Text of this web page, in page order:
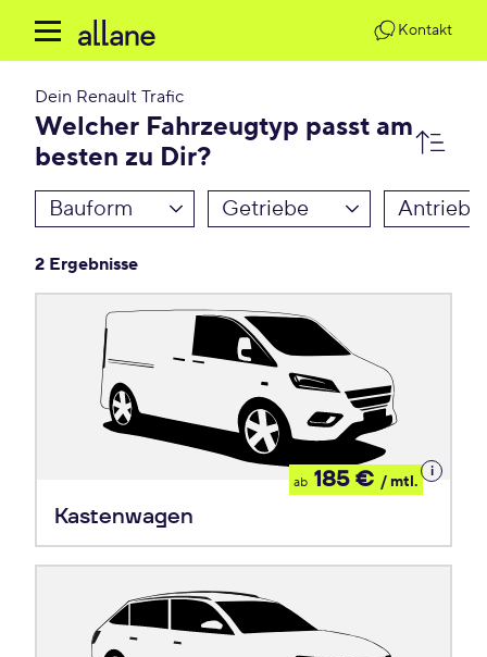
Kontakt
Dein Renault Trafic
Welcher Fahrzeugtyp passt am
besten zu Dir?
Bauform Getriebe Antrieb
2 Ergebnisse
Kastenwagen
ab 185 € / mtl.
Details
zum